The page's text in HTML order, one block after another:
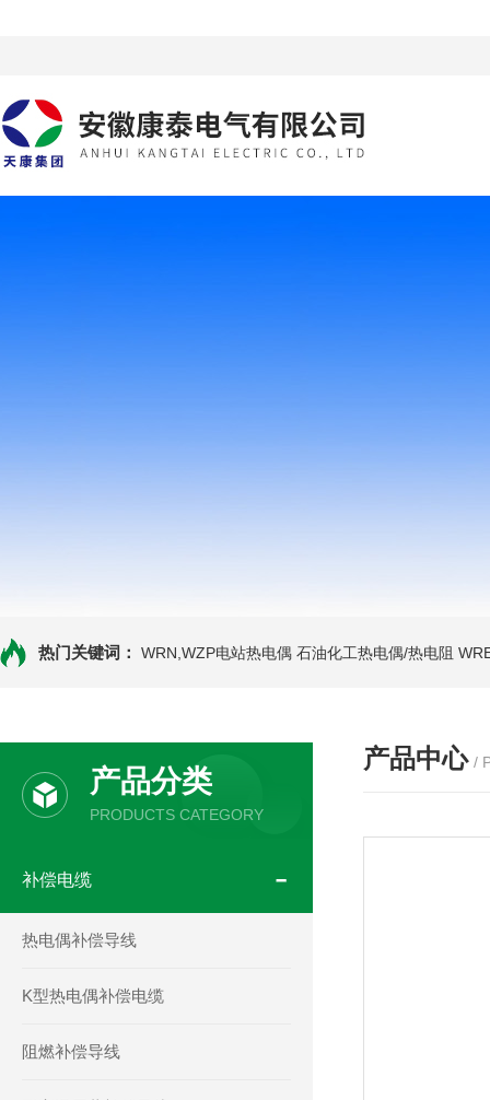
热门关键词： WRN,WZP电站热电偶 石油化工热电偶/热电阻
产品分类
PRODUCTS CATEGORY
补偿电缆
热电偶补偿导线
K型热电偶补偿电缆
阻燃补偿导线
产品中心 /